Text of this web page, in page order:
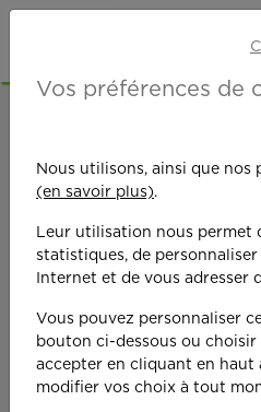
On est
Vos préférences de
Nous utilisons, ainsi que nos
(en savoir plus).
Leur utilisation nous permet
statistiques, de
Internet et de vous adresser
Vous pouvez personnaliser
bouton ci-dessous ou
accepter en cliquant en haut
modifier vos choix à tout